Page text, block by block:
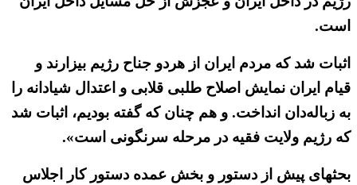
است.
اثبات شد که مردم ایران از هردو جناح رژیم بیزارند و
قیام ایران نمایش اصلاح طلبی قلابی و اعتدال شیادانه را
به زباله‌دان انداخت. و هم چنان که گفته بودیم، اثبات شد
که رژیم ولایت فقیه در مرحله سرنگونی است».
بحثهای پیش از دستور و بخش عمده دستور کار اجلاس